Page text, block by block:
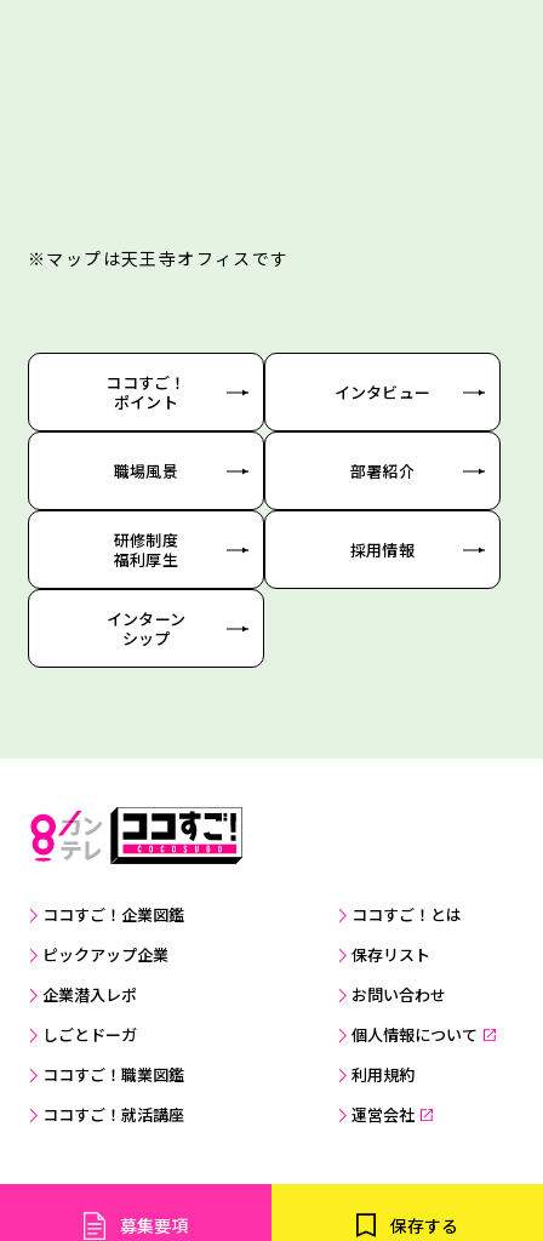
募集要項 保存する
※マップは天王寺オフィスです
ココすご！
ポイント
インタビュー
職場風景 部署紹介
研修制度
福利厚生
採用情報
インターン
シップ
ココすご！企業図鑑
ココすご！とは
ピックアップ企業
保存リスト
企業潜入レポ
お問い合わせ
しごとドーガ
個人情報について
ココすご！職業図鑑
利用規約
ココすご！就活講座
運営会社
Copyright © Kansai Television Co. Ltd. All Rights Reserved.